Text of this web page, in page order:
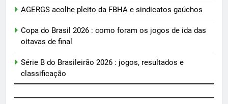
AGERGS acolhe pleito da FBHA e sindicatos gaúchos
Copa do Brasil 2026 : como foram os jogos de ida das
oitavas de final
Série B do Brasileirão 2026 : jogos, resultados e
classificação